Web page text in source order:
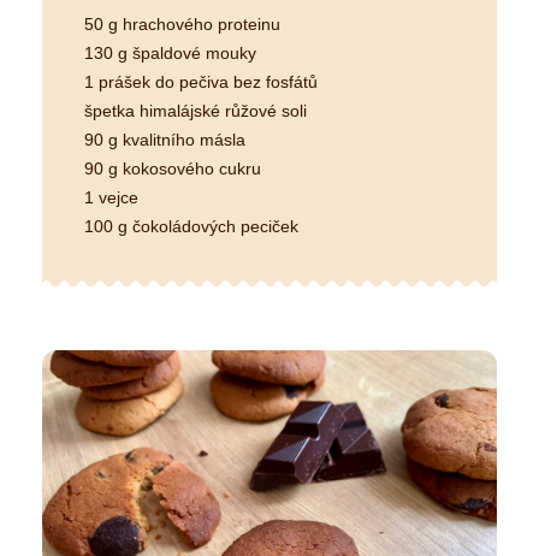
50 g hrachového proteinu
130 g špaldové mouky
1 prášek do pečiva bez fosfátů
špetka himalájské růžové soli
90 g kvalitního másla
90 g kokosového cukru
1 vejce
100 g čokoládových peciček